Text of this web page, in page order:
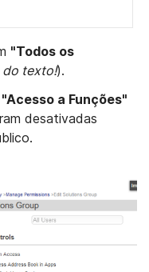
"Todos os
do texto!).
"Acesso a Funções"
desativadas